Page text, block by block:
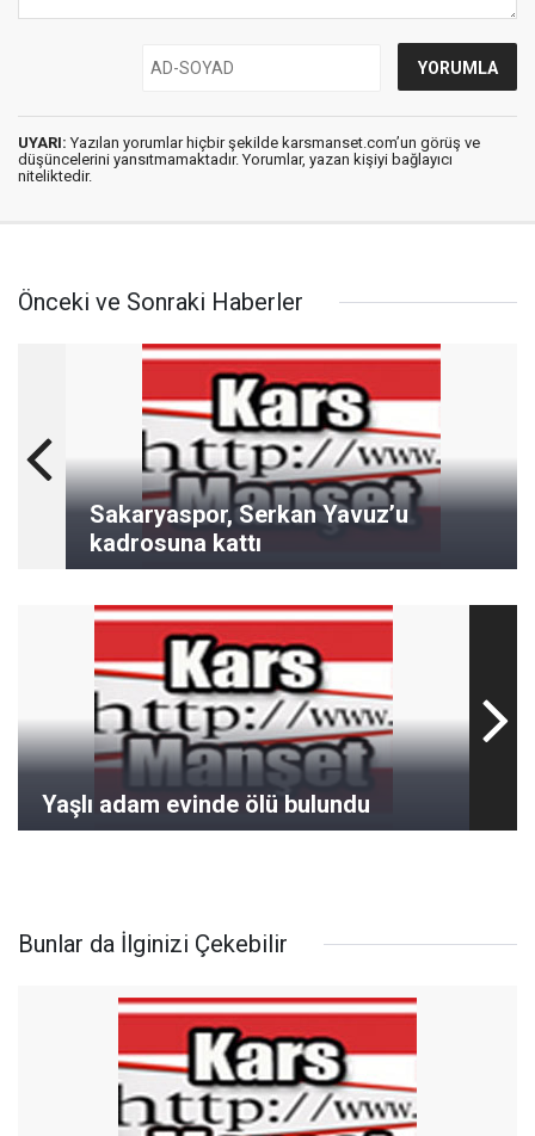
UYARI: Yazılan yorumlar hiçbir şekilde karsmanset.com’un görüş ve
düşüncelerini yansıtmamaktadır. Yorumlar, yazan kişiyi bağlayıcı
niteliktedir.
Önceki ve Sonraki Haberler
Sakaryaspor, Serkan Yavuz’u
kadrosuna kattı
Yaşlı adam evinde ölü bulundu
Bunlar da İlginizi Çekebilir